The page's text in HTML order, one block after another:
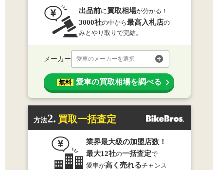
出品前に買取相場が分かる！
3000社の中から最高入札店の
みとやり取りで完結。
メーカー 愛車のメーカーを選択
無料 愛車の買取相場を調べる
方法2. 買取一括査定
業界最大級の加盟店数！
最大12社の一括査定で
愛車が高く売れるチャンス